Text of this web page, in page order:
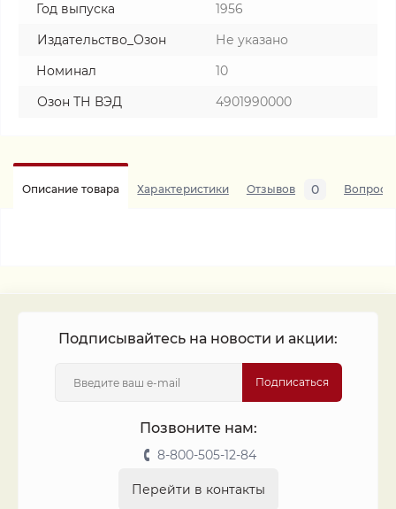
Год выпуска
1956
Издательство_Озон
Не указано
Номинал
10
Озон ТН ВЭД
4901990000
Описание товара Характеристики Отзывов 0 Вопросы
Подписывайтесь на новости и акции:
Подписаться
Позвоните нам:
8-800-505-12-84
Перейти в контакты